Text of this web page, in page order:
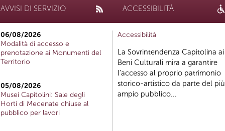
AVVISI DI SERVIZIO
06/08/2026
Modalità di accesso e
prenotazione ai Monumenti del
Territorio
05/08/2026
Musei Capitolini: Sale degli
Horti di Mecenate chiuse al
pubblico per lavori
ACCESSIBILITÀ
Accessibilità
La Sovrintendenza Capitolina ai
Beni Culturali mira a garantire
l’accesso al proprio patrimonio
storico-artistico da parte del più
ampio pubblico...